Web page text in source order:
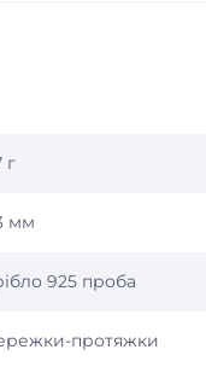
г
мм
925 проба
протяжки